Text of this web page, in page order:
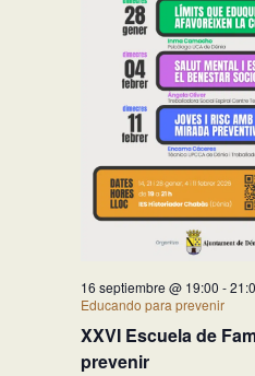
XXVI Escuela de
prevenir
16 septiembre @ 19:00 -
Educando para prevenir